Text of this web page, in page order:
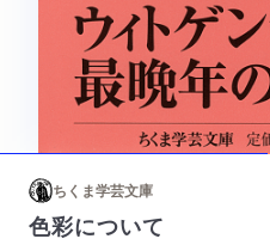
ちくま学芸文庫
色彩について